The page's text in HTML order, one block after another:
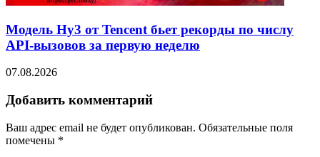
Модель Hy3 от Tencent бьет рекорды по числу
API-вызовов за первую неделю
07.08.2026
Добавить комментарий
Ваш адрес email не будет опубликован. Обязательные поля
помечены *